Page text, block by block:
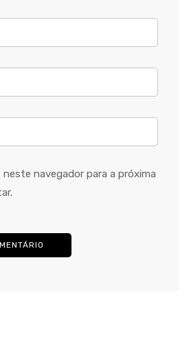
neste navegador para a próxima